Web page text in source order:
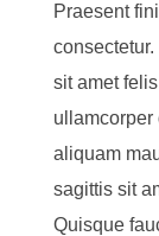
Praesent
sit amet
ullamcorper
aliquam
sagittis sit
Quisque